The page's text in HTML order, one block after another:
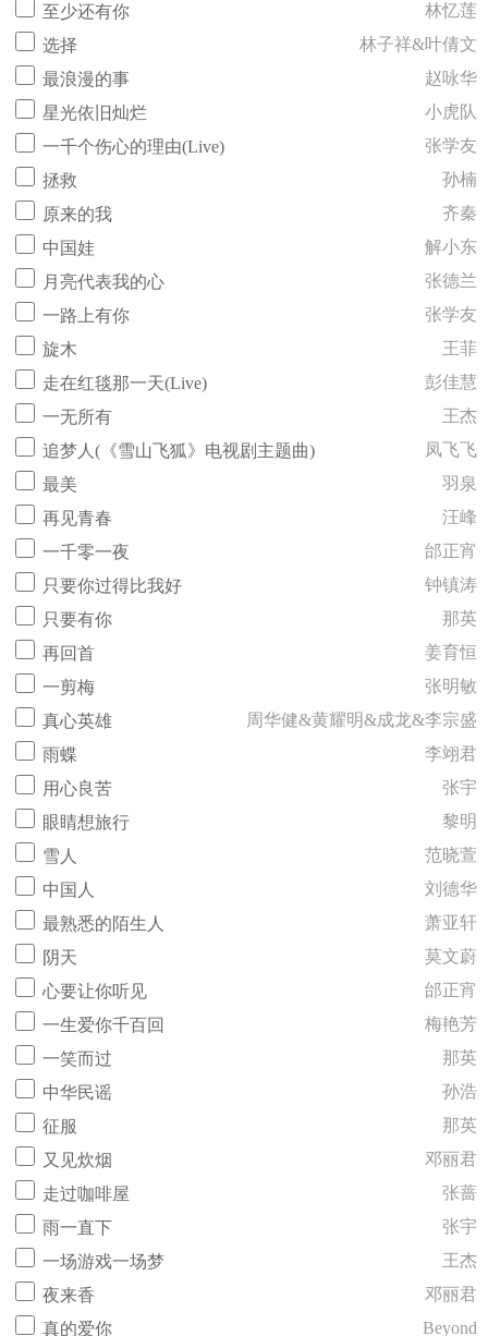
至少还有你
林忆莲
选择
林子祥&叶倩文
最浪漫的事
赵咏华
星光依旧灿烂
小虎队
一千个伤心的理由(Live)
张学友
拯救
孙楠
原来的我
齐秦
中国娃
解小东
月亮代表我的心
张德兰
一路上有你
张学友
旋木
王菲
走在红毯那一天(Live)
彭佳慧
一无所有
王杰
追梦人(《雪山飞狐》电视剧主题曲)
凤飞飞
最美
羽泉
再见青春
汪峰
一千零一夜
邰正宵
只要你过得比我好
钟镇涛
只要有你
那英
再回首
姜育恒
一剪梅
张明敏
真心英雄
周华健&黄耀明&成龙&李宗盛
雨蝶
李翊君
用心良苦
张宇
眼睛想旅行
黎明
雪人
范晓萱
中国人
刘德华
最熟悉的陌生人
萧亚轩
阴天
莫文蔚
心要让你听见
邰正宵
一生爱你千百回
梅艳芳
一笑而过
那英
中华民谣
孙浩
征服
那英
又见炊烟
邓丽君
走过咖啡屋
张蔷
雨一直下
张宇
一场游戏一场梦
王杰
夜来香
邓丽君
真的爱你
Beyond